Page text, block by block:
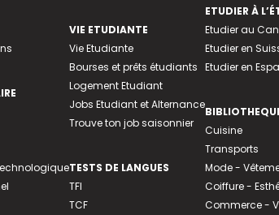
VIE ETUDIANTE
Vie Etudiante
Bourses et prêts étudiants
Logement Etudiant
Jobs Etudiant et Alternance
Trouve ton job saisonnier
TESTS DE LANGUES
TFI
TCF
ETUDIER À
Etudier au
Etudier en
Etudier en
Cuisine
Transports
Mode -
Coiffure -
Commerce -